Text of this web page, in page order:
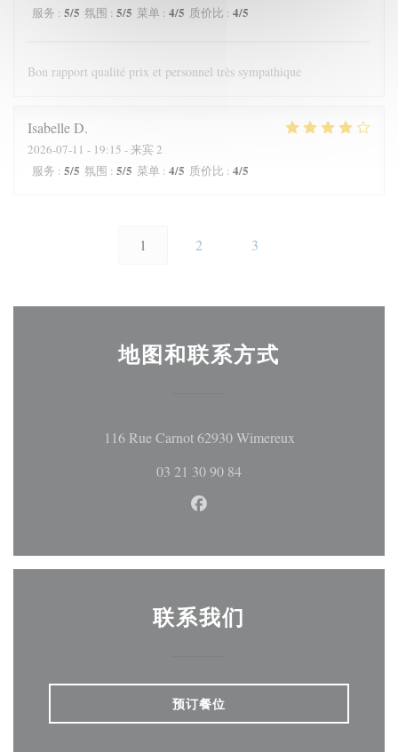
服务 : 5/5 氛围 : 5/5 菜单 : 4/5 质价比 : 4/5
Bon rapport qualité prix et personnel très sympathique
IsabelleD
2026-07-11 - 19:15 - 来宾 2
服务 : 5/5 氛围 : 5/5 菜单 : 4/5 质价比 : 4/5
1 2 3
地图和联系方式
116 Rue Carnot 62930 Wimereux((在新窗口中打
03 21 30 90 84
Facebook ((在新窗口中打开))
联系我们
预订餐位